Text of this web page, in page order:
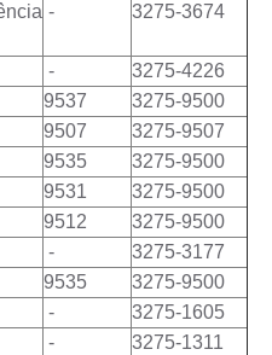
- 3275-3674
-
3275-4226
9537
3275-9500
9507
3275-9507
9535
3275-9500
9531
3275-9500
9512
3275-9500
-
3275-3177
9535
3275-9500
-
3275-1605
-
3275-1311